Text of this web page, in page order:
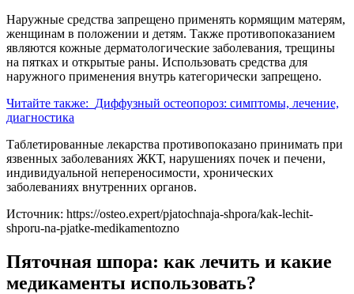
Наружные средства запрещено применять кормящим матерям,
женщинам в положении и детям. Также противопоказанием
являются кожные дерматологические заболевания, трещины
на пятках и открытые раны. Использовать средства для
наружного применения внутрь категорически запрещено.
Читайте также: Диффузный остеопороз: симптомы, лечение,
диагностика
Таблетированные лекарства противопоказано принимать при
язвенных заболеваниях ЖКТ, нарушениях почек и печени,
индивидуальной непереносимости, хронических
заболеваниях внутренних органов.
Источник: https://osteo.expert/pjatochnaja-shpora/kak-lechit-
shporu-na-pjatke-medikamentozno
Пяточная шпора: как лечить и какие
медикаменты использовать?